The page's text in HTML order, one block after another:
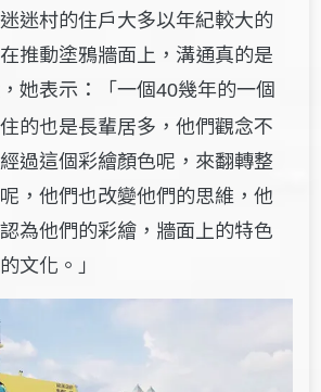
迷村的住戶大多以年紀較大的
推動塗鴉牆面上，溝通真的是
她表示：「一個40幾年的一個
的也是長輩居多，他們觀念不
過這個彩繪顏色呢，來翻轉整
，他們也改變他們的思維，他
為他們的彩繪，牆面上的特色
文化。」